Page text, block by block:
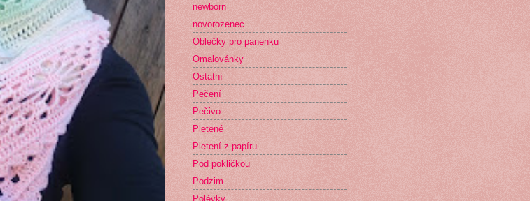
newborn
novorozenec
Oblečky pro panenku
Omalovánky
Ostatní
Pečení
Pečivo
Pletené
Pletení z papíru
Pod pokličkou
Podzim
Polévky